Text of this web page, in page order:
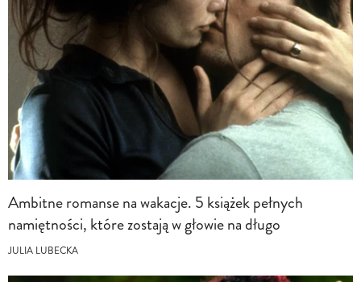
Ambitne romanse na wakacje. 5 książek pełnych
namiętności, które zostają w głowie na długo
JULIA LUBECKA